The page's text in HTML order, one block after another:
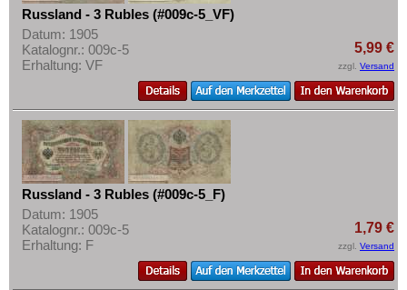
Russland - 3 Rubles (#009c-5_VF)
Datum: 1905
Katalognr.: 009c-5
Erhaltung: VF
5,99 €
zzgl. Versand
Russland - 3 Rubles (#009c-5_F)
Datum: 1905
Katalognr.: 009c-5
Erhaltung: F
1,79 €
zzgl. Versand